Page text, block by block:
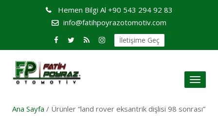
Hemen Bilgi Al +90 543 294 92 83
info@fatihpoyrazotomotiv.com
İletişime Geç
Toggle
Ana Sayfa / Ürünler “land rover eksantrik dişlisi 98 sonrası”